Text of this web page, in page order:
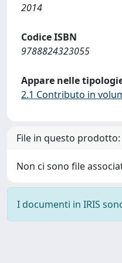
2014
Codice ISBN
9788824323055
Appare nelle
2.1 Contributo in
File in questo prodotto:
Non ci sono file
I documenti in IRIS